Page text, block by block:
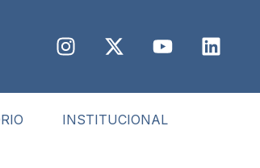
INSTITUCIONAL